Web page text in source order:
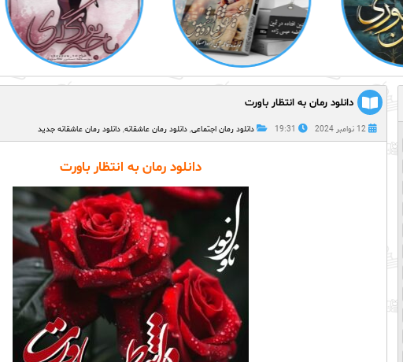
دانلود رمان به انتظار باورت
12 نوامبر 2024 19:31 دانلود رمان اجتماعی, دانلود رمان عاشقانه, دانلود رمان عاشقانه جدید
دانلود رمان به انتظار باورت